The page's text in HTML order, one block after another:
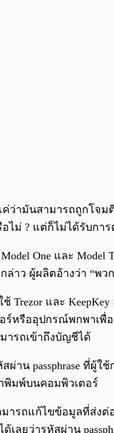
ามันสามารถถูกโจ
ไม่ ? แต่ก็ไม่ได้รับกา
One และ
าว ผู้ผลิตอ้างว่า “พ
ช้ Trezor และ
ร์หรืออุปกรณ์พกพาเ
ารถเข้าถึงบัญชีได้
าน passphrase ที่
าพิมพ์บนคอมพิวเตอร์
รถแก้ไขข้อมูลที่ส่งต่
ด้เลยว่ารหัสผ่าน